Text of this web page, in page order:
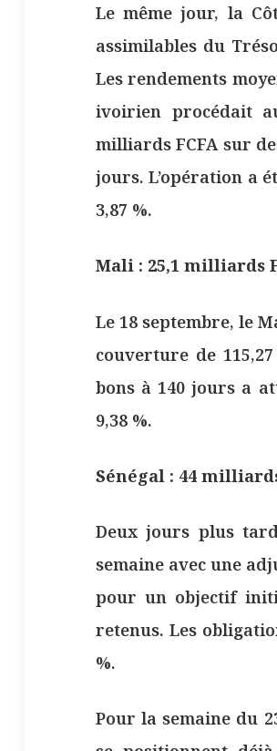
Le même jour, la
assimilables du
Les rendements
ivoirien procédait
milliards FCFA sur
jours. L’opération a
3,87 %.
Mali : 25,1 milliards
Le 18 septembre, le
couverture de
bons à 140 jours a
9,38 %.
Sénégal : 44
Deux jours plus
semaine avec une
pour un objectif
retenus. Les
%.
Pour la semaine du